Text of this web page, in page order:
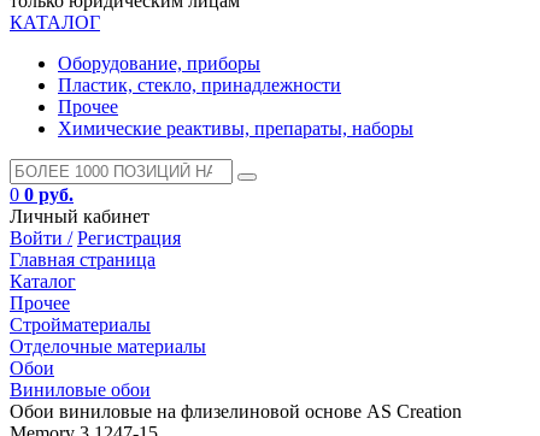
КАТАЛОГ
Оборудование, приборы
Пластик, стекло, принадлежности
Прочее
Химические реактивы, препараты, наборы
0 0 руб.
Личный кабинет
Войти / Регистрация
Главная страница
Каталог
Прочее
Стройматериалы
Отделочные материалы
Обои
Виниловые обои
Обои виниловые на флизелиновой основе AS Creation